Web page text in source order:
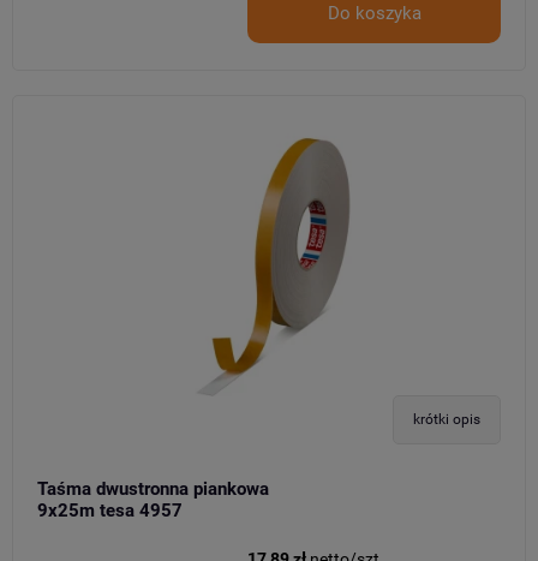
Do koszyka
krótki opis
Taśma dwustronna piankowa
9x25m tesa 4957